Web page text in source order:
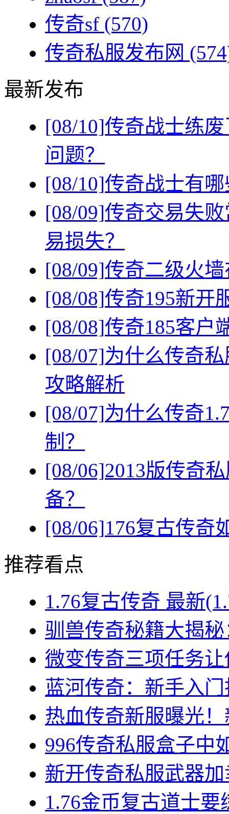
传奇sf (570)
传奇私服发布网
最新发布
[08/10]传奇战士练
问题？
[08/10]传奇战士有
[08/09]传奇交易失
易损失？
[08/09]传奇二级火
[08/08]传奇195新开
[08/08]传奇185客户
[08/07]为什么传奇
攻略解析
[08/07]为什么传奇
制？
[08/06]2013版传奇
备？
[08/06]176复古传奇
推荐看点
1.76复古传奇 最新
驯兽传奇秘籍大揭
微变传奇三项任务
蓝河传奇：新手入
热血传奇新服曝光
996传奇私服盒子中
新开传奇私服武器
1.76金币复古道士